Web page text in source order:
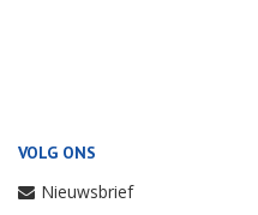
VOLG ONS
Nieuwsbrief